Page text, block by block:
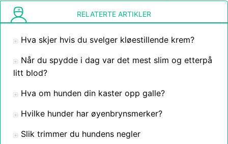
RELATERTE ARTIKLER
Hva skjer hvis du svelger kløestillende krem?
Når du spydde i dag var det mest slim og etterpå
litt blod?
Hva om hunden din kaster opp galle?
Hvilke hunder har øyenbrynsmerker?
Slik trimmer du hundens negler